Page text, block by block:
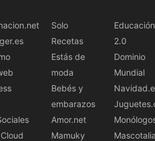
Solo
Recetas
Estás de
moda
Bebés y
embarazos
Amor.net
Mamuky
Educación
2.0
Dominio
Mundial